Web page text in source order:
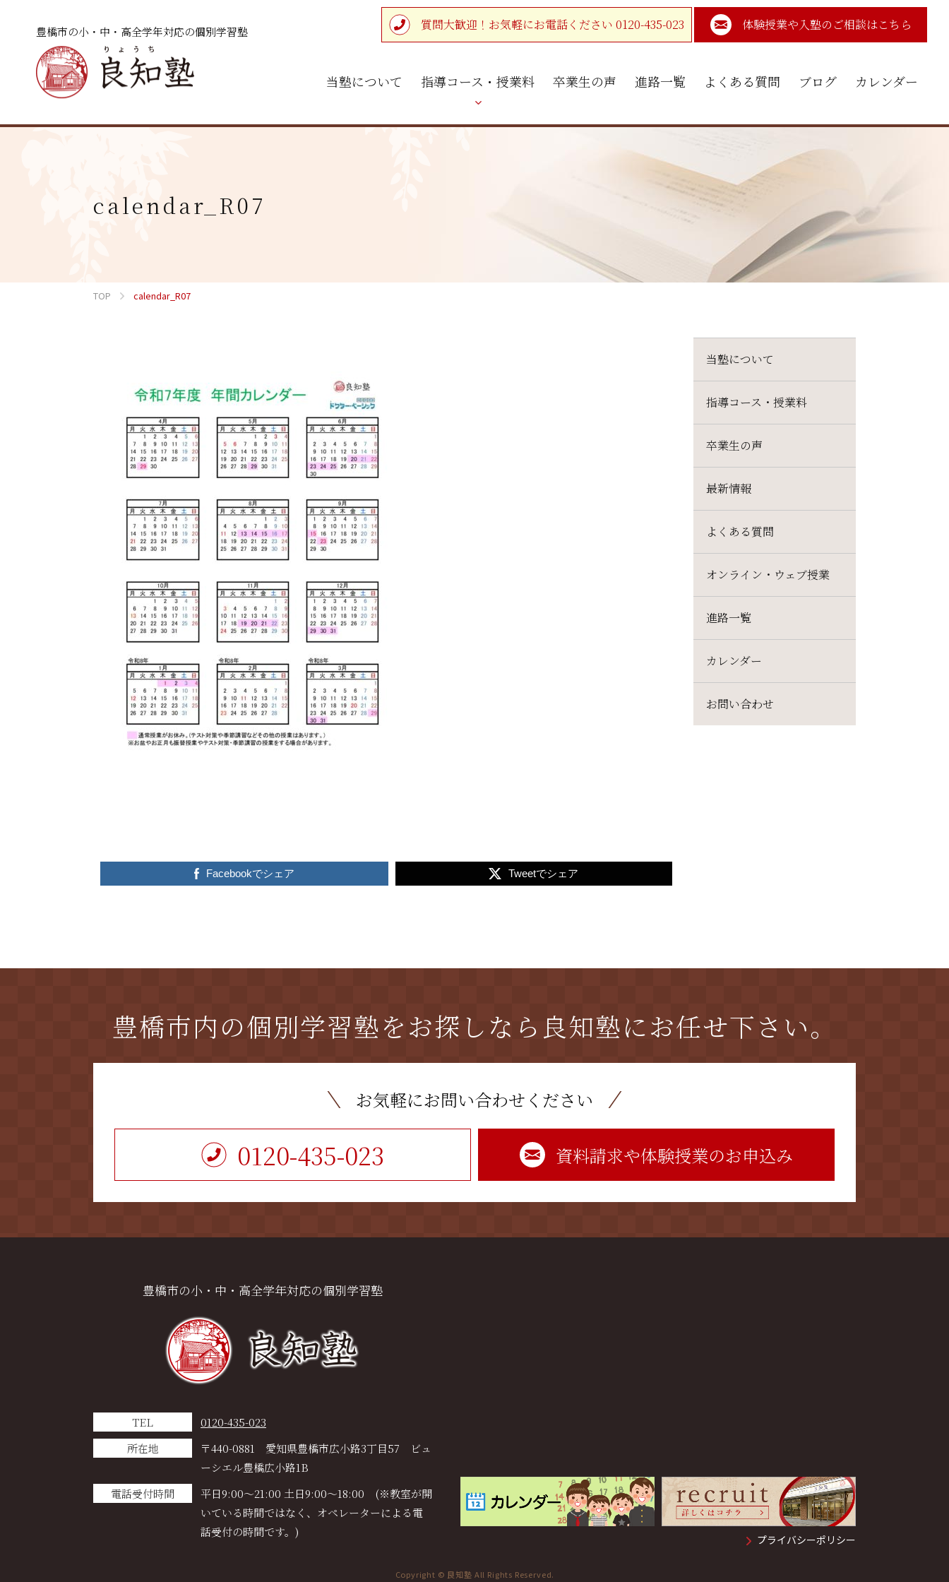
豊橋市の小・中・高全学年対応の個別学習塾 質問大歓迎！お気軽にお電話ください 0120-435-023 体験授業や入塾のご相談はこちら
当塾について 指導コース・授業料 卒業生の声 進路一覧 よくある質問 ブログ カレンダー
calendar_R07
TOP calendar_R07
Facebookでシェア Tweetでシェア
当塾について
指導コース・授業料
卒業生の声
最新情報
よくある質問
オンライン・ウェブ授業
進路一覧
カレンダー
お問い合わせ
豊橋市内の個別学習塾をお探しなら 良知塾にお任せ下さい。
お気軽にお問い合わせください
0120-435-023 資料請求や体験授業のお申込み
豊橋市の小・中・高全学年対応の個別学習塾
TEL
0120-435-023
所在地
〒440-0881 愛知県豊橋市広小路3丁目57 ビュ
ーシエル豊橋広小路1B
電話受付時間
平日9:00～21:00 土日9:00～18:00 (※教室が開
いている時間ではなく、オペレーターによる電
話受付の時間です。)
プライバシーポリシー
Copyright © 良知塾 All Rights Reserved.